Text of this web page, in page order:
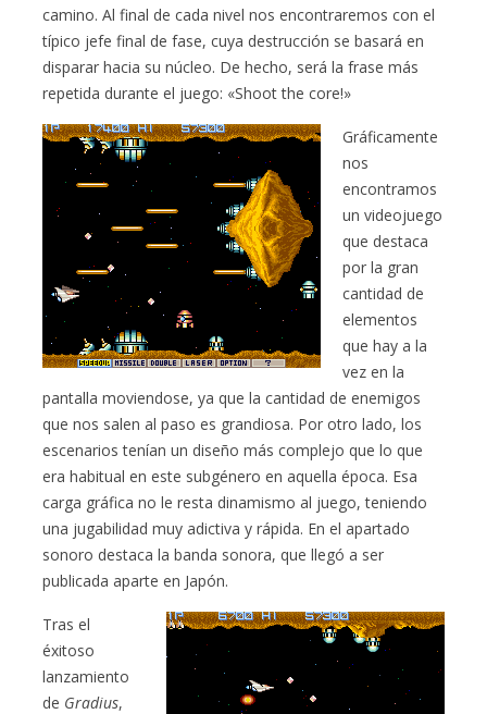
camino. Al final de cada nivel nos encontraremos con el
típico jefe final de fase, cuya destrucción se basará en
disparar hacia su núcleo. De hecho, será la frase más
repetida durante el juego: «Shoot the core!»
Gráficamente
nos
encontramos
un videojuego
que destaca
por la gran
cantidad de
elementos
que hay a la
vez en la
pantalla moviendose, ya que la cantidad de enemigos
que nos salen al paso es grandiosa. Por otro lado, los
escenarios tenían un diseño más complejo que lo que
era habitual en este subgénero en aquella época. Esa
carga gráfica no le resta dinamismo al juego, teniendo
una jugabilidad muy adictiva y rápida. En el apartado
sonoro destaca la banda sonora, que llegó a ser
publicada aparte en Japón.
Tras el
éxitoso
lanzamiento
de Gradius,